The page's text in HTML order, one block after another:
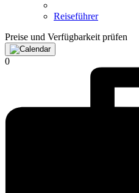
Reiseführer
Preise und Verfügbarkeit prüfen
0